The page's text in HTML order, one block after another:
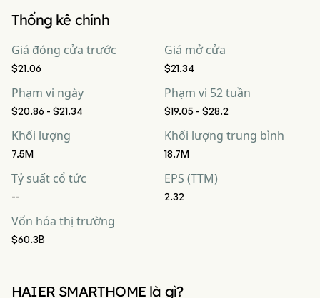
Thống kê chính
Giá đóng cửa trước
$21.06
Giá mở cửa
$21.34
Phạm vi ngày
$20.86 - $21.34
Phạm vi 52 tuần
$19.05 - $28.2
Khối lượng
7.5M
Khối lượng trung bình
18.7M
Tỷ suất cổ tức
--
EPS (TTM)
2.32
Vốn hóa thị trường
$60.3B
HAIER SMARTHOME là gì?